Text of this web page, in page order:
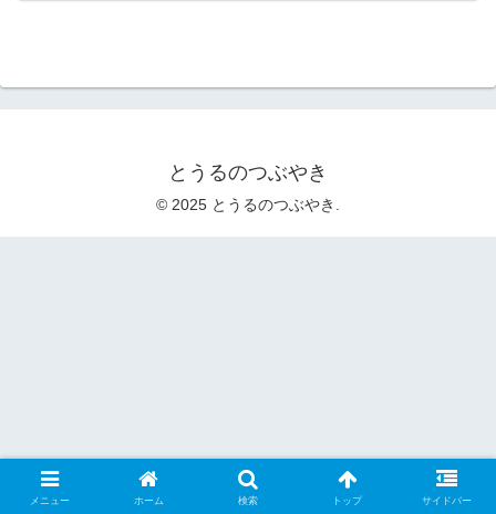
とうるのつぶやき
© 2025 とうるのつぶやき.
メニュー ホーム 検索 トップ サイドバー